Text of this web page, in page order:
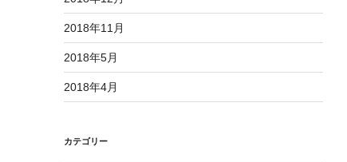
2018年11月
2018年5月
2018年4月
カテゴリー